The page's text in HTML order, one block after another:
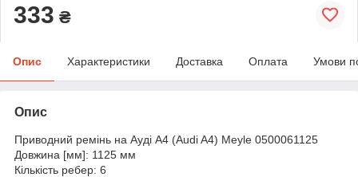
333 ₴
Опис Характеристики Доставка Оплата Умови
Опис
Приводний ремінь на Ауді A4 (Audi A4) Meyle 0500061125
Довжина [мм]: 1125 мм
Кількість ребер: 6